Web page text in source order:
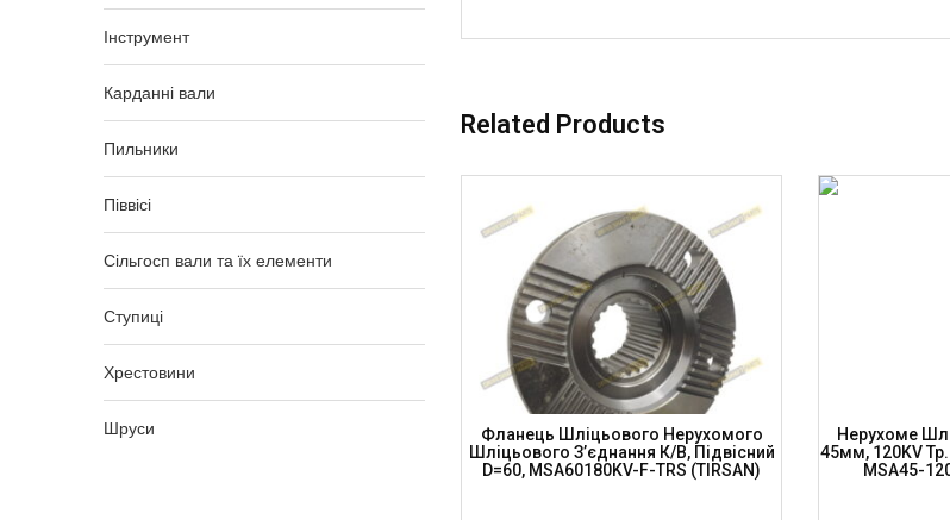
Інструмент
Карданні вали
Пильники
Піввісі
Сільгосп вали та їх елементи
Ступиці
Хрестовини
Шруси
Related Products
Нерухоме Шліцьове З’єднання К/в
Фланець Шліцьового Нерухомого
Шліцьового З’єднання К/в, Підвісний
D=60, MSA60180KV-F-TRS (TIRSAN)
Нерухоме
45мм, 120KV
MSA45-